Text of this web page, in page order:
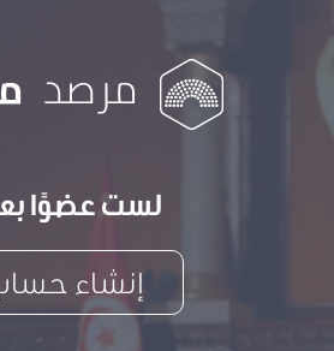
لست عضوًا بعد?
إنشاء حساب